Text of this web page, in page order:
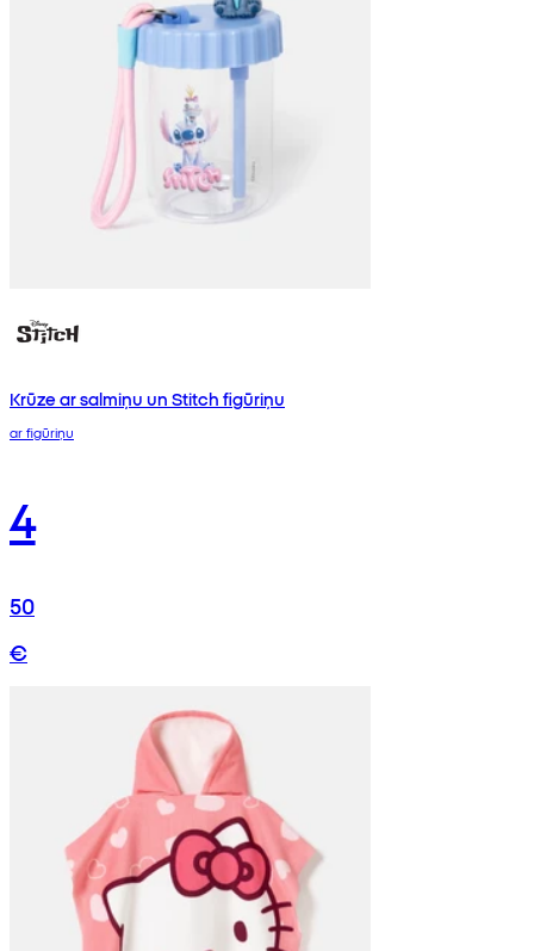
Krūze ar salmiņu un Stitch figūriņu
ar figūriņu
4
50
€